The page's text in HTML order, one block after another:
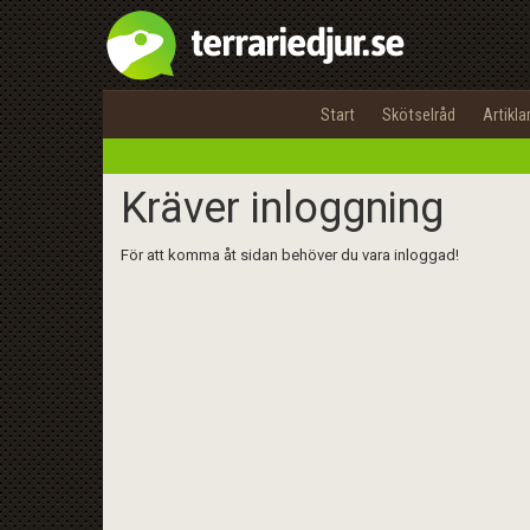
Start Skötselråd Artiklar
Kräver inloggning
För att komma åt sidan behöver du vara inloggad!